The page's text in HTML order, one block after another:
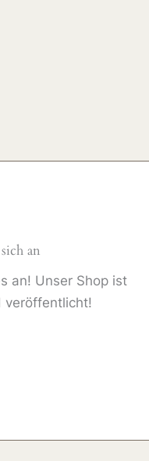
an
an! Unser Shop ist
veröffentlicht!